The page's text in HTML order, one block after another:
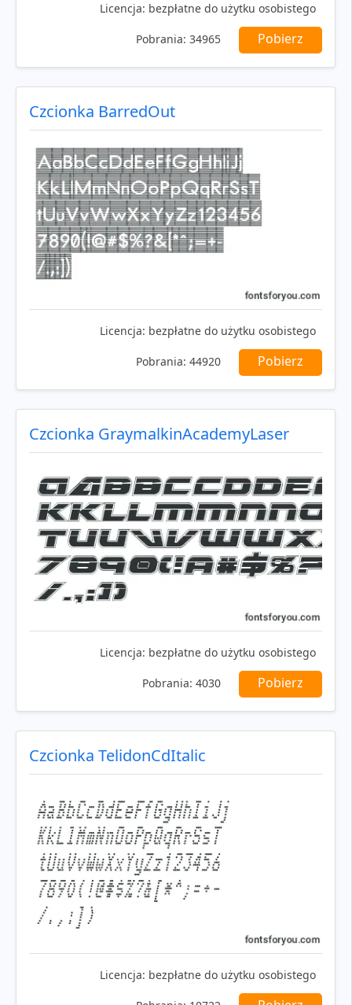
Licencja: bezpłatne do użytku osobistego
Pobrania: 34965 Pobierz
Czcionka BarredOut
Licencja: bezpłatne do użytku osobistego
Pobrania: 44920 Pobierz
Czcionka GraymalkinAcademyLaser
Licencja: bezpłatne do użytku osobistego
Pobrania: 4030 Pobierz
Czcionka TelidonCdItalic
Licencja: bezpłatne do użytku osobistego